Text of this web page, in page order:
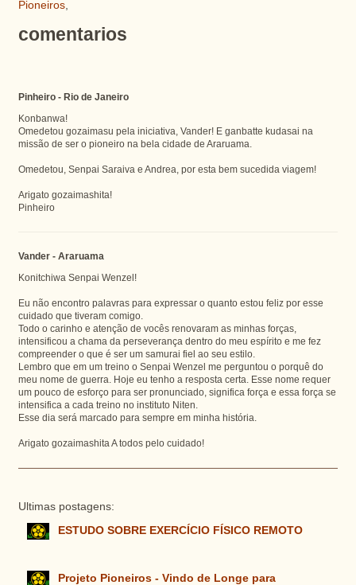
Pioneiros,
comentarios
Pinheiro - Rio de Janeiro
Konbanwa!
Omedetou gozaimasu pela iniciativa, Vander! E ganbatte kudasai na
missão de ser o pioneiro na bela cidade de Araruama.
Omedetou, Senpai Saraiva e Andrea, por esta bem sucedida viagem!
Arigato gozaimashita!
Pinheiro
Vander - Araruama
Konitchiwa Senpai Wenzel!
Eu não encontro palavras para expressar o quanto estou feliz por esse
cuidado que tiveram comigo.
Todo o carinho e atenção de vocês renovaram as minhas forças,
intensificou a chama da perseverança dentro do meu espírito e me fez
compreender o que é ser um samurai fiel ao seu estilo.
Lembro que em um treino o Senpai Wenzel me perguntou o porquê do
meu nome de guerra. Hoje eu tenho a resposta certa. Esse nome requer
um pouco de esforço para ser pronunciado, significa força e essa força se
intensifica a cada treino no instituto Niten.
Esse dia será marcado para sempre em minha história.
Arigato gozaimashita A todos pelo cuidado!
Ultimas postagens:
ESTUDO SOBRE EXERCÍCIO FÍSICO REMOTO
Projeto Pioneiros - Vindo de Longe para